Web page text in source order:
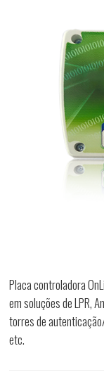
Placa controladora
em soluções de LPR,
torres de
etc.